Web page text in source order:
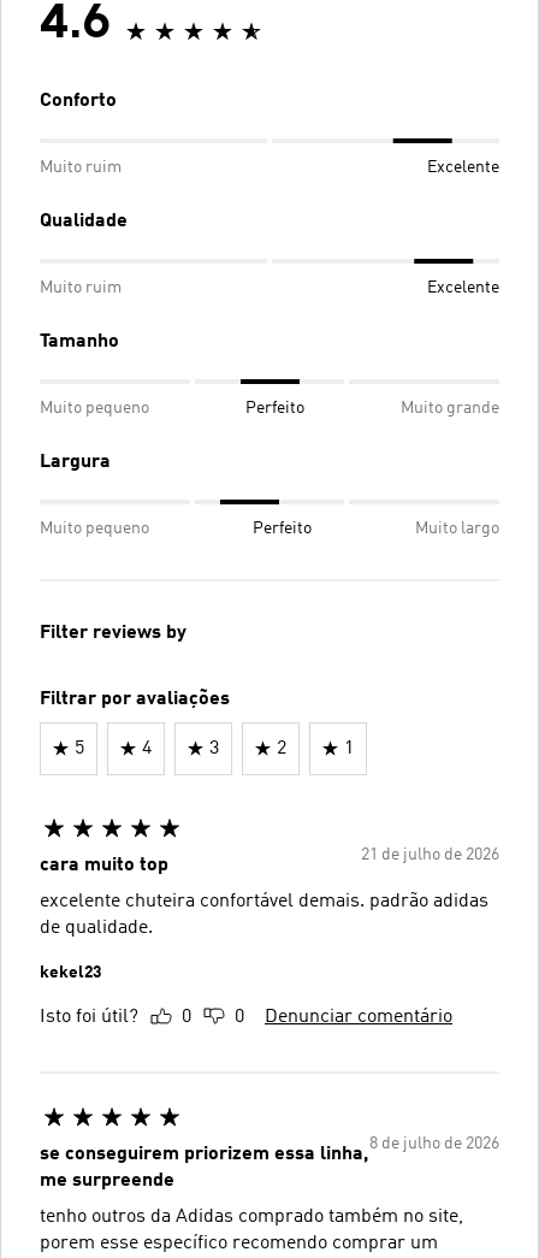
4.6
Conforto
Muito ruim Excelente
Qualidade
Muito ruim Excelente
Tamanho
Muito pequeno Perfeito Muito grande
Largura
Muito pequeno Perfeito Muito largo
Filter reviews by
Filtrar por avaliações
5 4 3 2 1
21 de julho de 2026
cara muito top
excelente chuteira confortável demais. padrão adidas
de qualidade.
kekel23
Isto foi útil? 0 0 Denunciar comentário
8 de julho de 2026
se conseguirem priorizem essa linha,
me surpreende
tenho outros da Adidas comprado também no site,
porem esse específico recomendo comprar um